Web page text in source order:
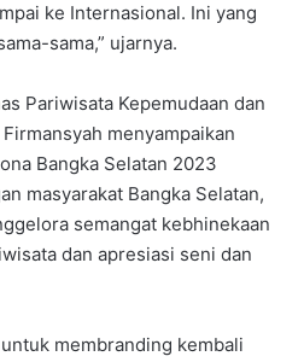
ke Internasional. Ini yang
sama,” ujarnya.
Pariwisata Kepemudaan dan
menyampaikan
Bangka Selatan 2023
masyarakat Bangka Selatan,
semangat kebhinekaan
dan apresiasi seni dan
membranding kembali